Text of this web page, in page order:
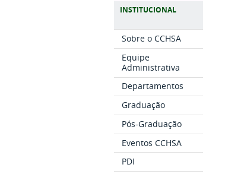
INSTITUCIONAL
Sobre o CCHSA
Equipe
Administrativa
Departamentos
Graduação
Pós-Graduação
Eventos CCHSA
PDI